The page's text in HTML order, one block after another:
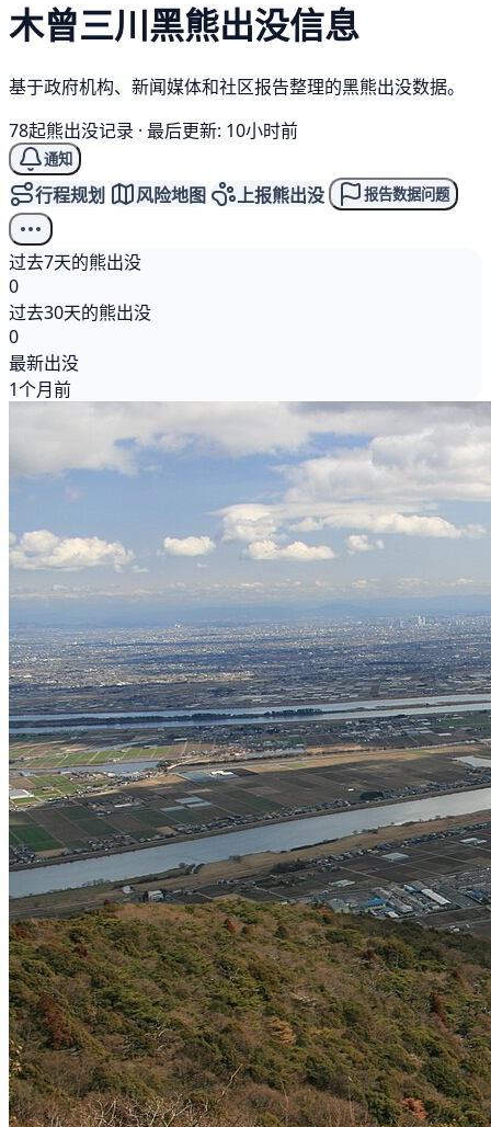
木曾三川黑熊出没信息
基于政府机构、新闻媒体和社区报告整理的黑熊出没数据。
78起熊出没记录 · 最后更新: 10小时前
通知
行程规划 风险地图 上报熊出没 报告数据问题
过去7天的熊出没
0
过去30天的熊出没
0
最新出没
1个月前